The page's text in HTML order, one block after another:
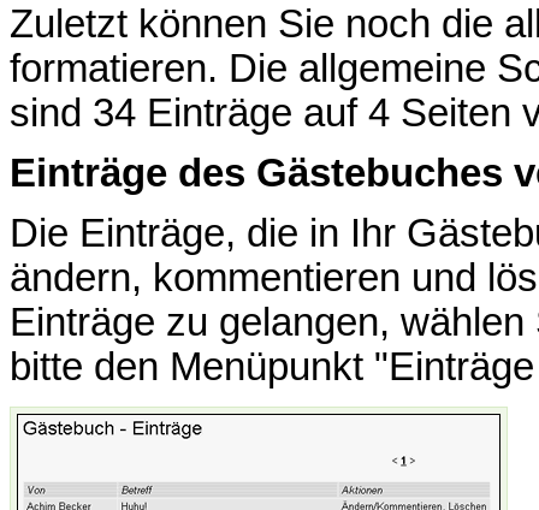
Zuletzt können Sie noch die
formatieren. Die allgemeine
sind 34 Einträge auf 4 Seiten
Einträge des Gästebuches
Die Einträge, die in Ihr
ändern, kommentieren und
Einträge zu gelangen,
bitte den Menüpunkt